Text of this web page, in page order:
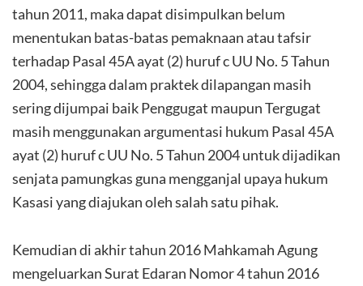
tahun 2011, maka dapat disimpulkan belum
menentukan batas-batas pemaknaan atau tafsir
terhadap Pasal 45A ayat (2) huruf c UU No. 5 Tahun
2004, sehingga dalam praktek dilapangan masih
sering dijumpai baik Penggugat maupun Tergugat
masih menggunakan argumentasi hukum Pasal 45A
ayat (2) huruf c UU No. 5 Tahun 2004 untuk dijadikan
senjata pamungkas guna mengganjal upaya hukum
Kasasi yang diajukan oleh salah satu pihak.
Kemudian di akhir tahun 2016 Mahkamah Agung
mengeluarkan Surat Edaran Nomor 4 tahun 2016